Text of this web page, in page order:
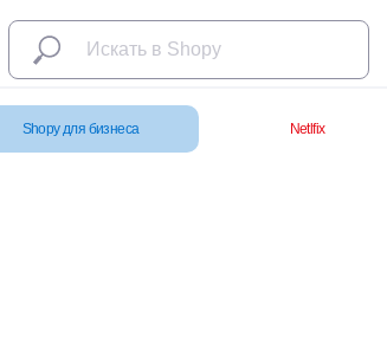
Shopy для бизнеса Netlfix